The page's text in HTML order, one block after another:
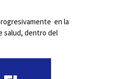
en la
salud, dentro del